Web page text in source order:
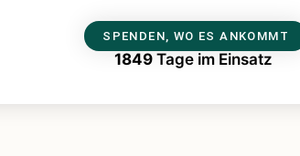
SPENDEN, WO ES ANKOMMT
1849 Tage im Einsatz